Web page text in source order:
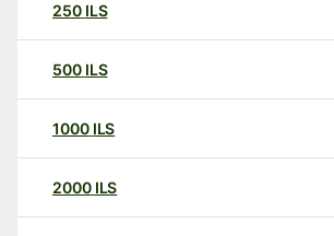
250 ILS
500 ILS
1000 ILS
2000 ILS